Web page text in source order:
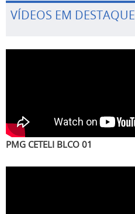
VÍDEOS EM DESTAQUE
PMG CETELI BLCO 01